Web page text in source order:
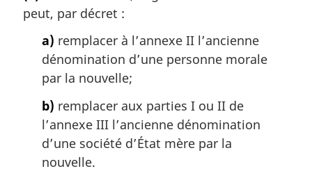
e
peut, par décret :
a) remplacer à l’annexe II l’ancienne
dénomination d’une personne morale
par la nouvelle;
b) remplacer aux parties I ou II de
l’annexe III l’ancienne dénomination
d’une société d’État mère par la
nouvelle.